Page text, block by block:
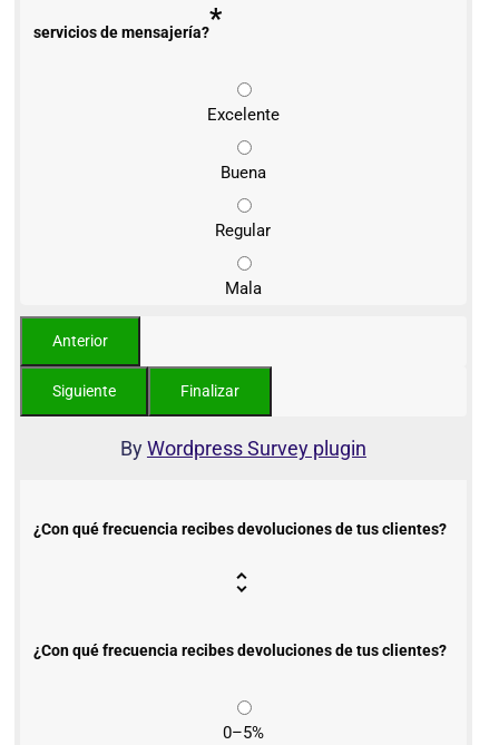
servicios de mensajería?*
Excelente
Buena
Regular
Mala
ByWordpress Survey plugin
¿Con qué frecuencia recibes devoluciones de tus clientes?
¿Con qué frecuencia recibes devoluciones de tus clientes?
0–5%